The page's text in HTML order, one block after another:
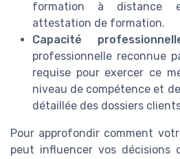
formation à distance
attestation de formation.
Capacité
professionnelle reconnue
requise pour exercer ce
niveau de compétence et
détaillée des dossiers
Pour approfondir comment
peut influencer vos décisions